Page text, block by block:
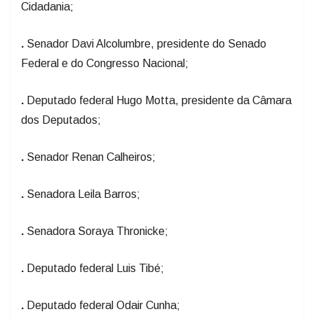
Cidadania;
. Senador Davi Alcolumbre, presidente do Senado
Federal e do Congresso Nacional;
. Deputado federal Hugo Motta, presidente da Câmara
dos Deputados;
. Senador Renan Calheiros;
. Senadora Leila Barros;
. Senadora Soraya Thronicke;
. Deputado federal Luis Tibé;
. Deputado federal Odair Cunha;